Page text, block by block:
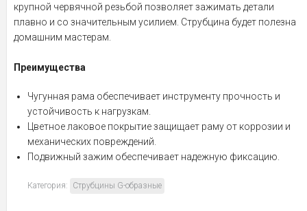
крупной червячной резьбой позволяет зажимать детали
плавно и со значительным усилием. Струбцина будет полезна
домашним мастерам.
Преимущества
Чугунная рама обеспечивает инструменту прочность и
устойчивость к нагрузкам.
Цветное лаковое покрытие защищает раму от коррозии и
механических повреждений.
Подвижный зажим обеспечивает надежную фиксацию.
Категория: Струбцины G-образные